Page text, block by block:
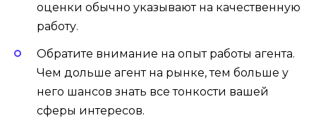
оценки обычно указывают на качественную
работу.
Обратите внимание на опыт работы агента.
Чем дольше агент на рынке, тем больше у
него шансов знать все тонкости вашей
сферы интересов.